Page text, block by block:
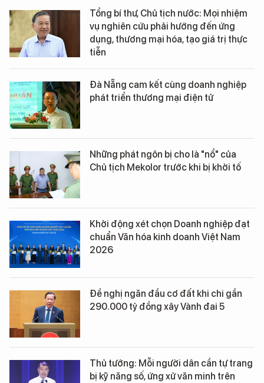
Tổng bí thư, Chủ tịch nước: Mọi nhiệm
vụ nghiên cứu phải hướng đến ứng
dụng, thương mại hóa, tạo giá trị thực
tiễn
Đà Nẵng cam kết cùng doanh nghiệp
phát triển thương mại điện tử
Những phát ngôn bị cho là "nổ" của
Chủ tịch Mekolor trước khi bị khởi tố
Khởi động xét chọn Doanh nghiệp đạt
chuẩn Văn hóa kinh doanh Việt Nam
2026
Đề nghị ngăn đầu cơ đất khi chi gần
290.000 tỷ đồng xây Vành đai 5
Thủ tướng: Mỗi người dân cần tự trang
bị kỹ năng số, ứng xử văn minh trên